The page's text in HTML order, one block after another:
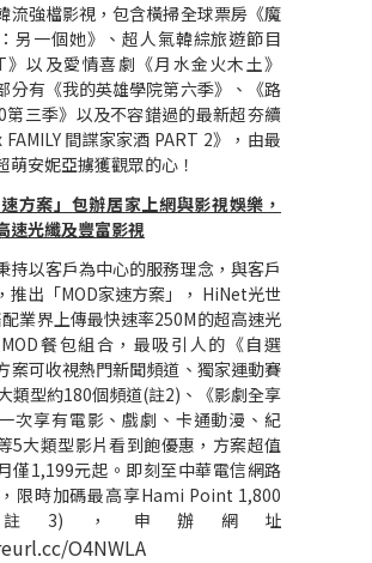
流強檔影視，包含橫掃全球票房《魔
另一個她》、超人氣韓綜旅遊節目
》以及愛情喜劇《月水金火木土》
分有《我的英雄學院第六季》、《路
第三季》以及不容錯過的最新超夯續
FAMILY 間諜家家酒 PART 2》，由最
萌安妮亞擄獲觀眾的心！
速方案」包辦居家上網與影視娛樂，
速光纖及豐富影視
持以客戶為中心的服務理念，與客戶
推出 「MOD家速方案」， HiNet光世
業界上傳最快速率250M的超高速光
餐包組合，最吸引人的《自選
案可收視熱門新聞頻道、獨家運動賽
類型約180個頻道(註2) 、《影劇全享
次享有電影、戲劇、卡通動漫、紀
5大類型影片看到飽優惠，方案超值
僅1,199元起。即刻至中華電信網路
限時加碼最高享Hami Point 1,800
3) ， 申辦網址
O4NWLA